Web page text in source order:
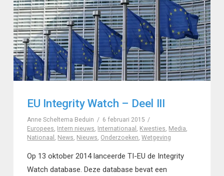
EU Integrity Watch – Deel III
Anne Scheltema Beduin
6 februari 2015
Europees, Intern nieuws, Internationaal , Kwesties, Media,
Nationaal , News, Nieuws, Onderzoeken,Wetgeving
Op 13 oktober 2014 lanceerde TI-EU de Integrity
Watch database. Deze database bevat een